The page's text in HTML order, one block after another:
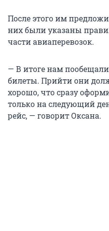
После этого им
них были указаны
части авиаперевозок.
— В итоге нам
билеты. Прийти они
хорошо, что сразу
только на следующий
рейс, — говорит Оксана.